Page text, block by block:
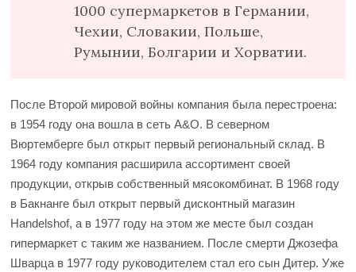
1000 супермаркетов в Германии,
Чехии, Словакии, Польше,
Румынии, Болгарии и Хорватии.
После Второй мировой войны компания была перестроена:
в 1954 году она вошла в сеть A&O. В северном
Вюртемберге был открыт первый региональный склад. В
1964 году компания расширила ассортимент своей
продукции, открыв собственный мясокомбинат. В 1968 году
в Бакнанге был открыт первый дисконтный магазин
Handelshof, а в 1977 году на этом же месте был создан
гипермаркет с таким же названием. После смерти Джозефа
Шварца в 1977 году руководителем стал его сын Дитер. Уже